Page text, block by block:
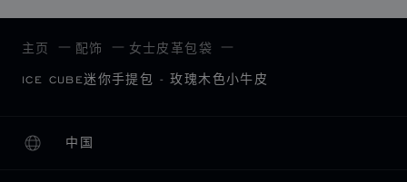
主页 配饰 女士皮革包袋
ICE CUBE迷你手提包 - 玫瑰木色小牛皮
中国
本地化（更改国家/地区）
更改国家/地区